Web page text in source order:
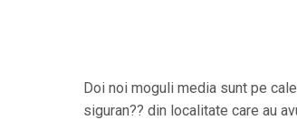
Doi noi moguli media sunt pe
siguran?? din localitate care au